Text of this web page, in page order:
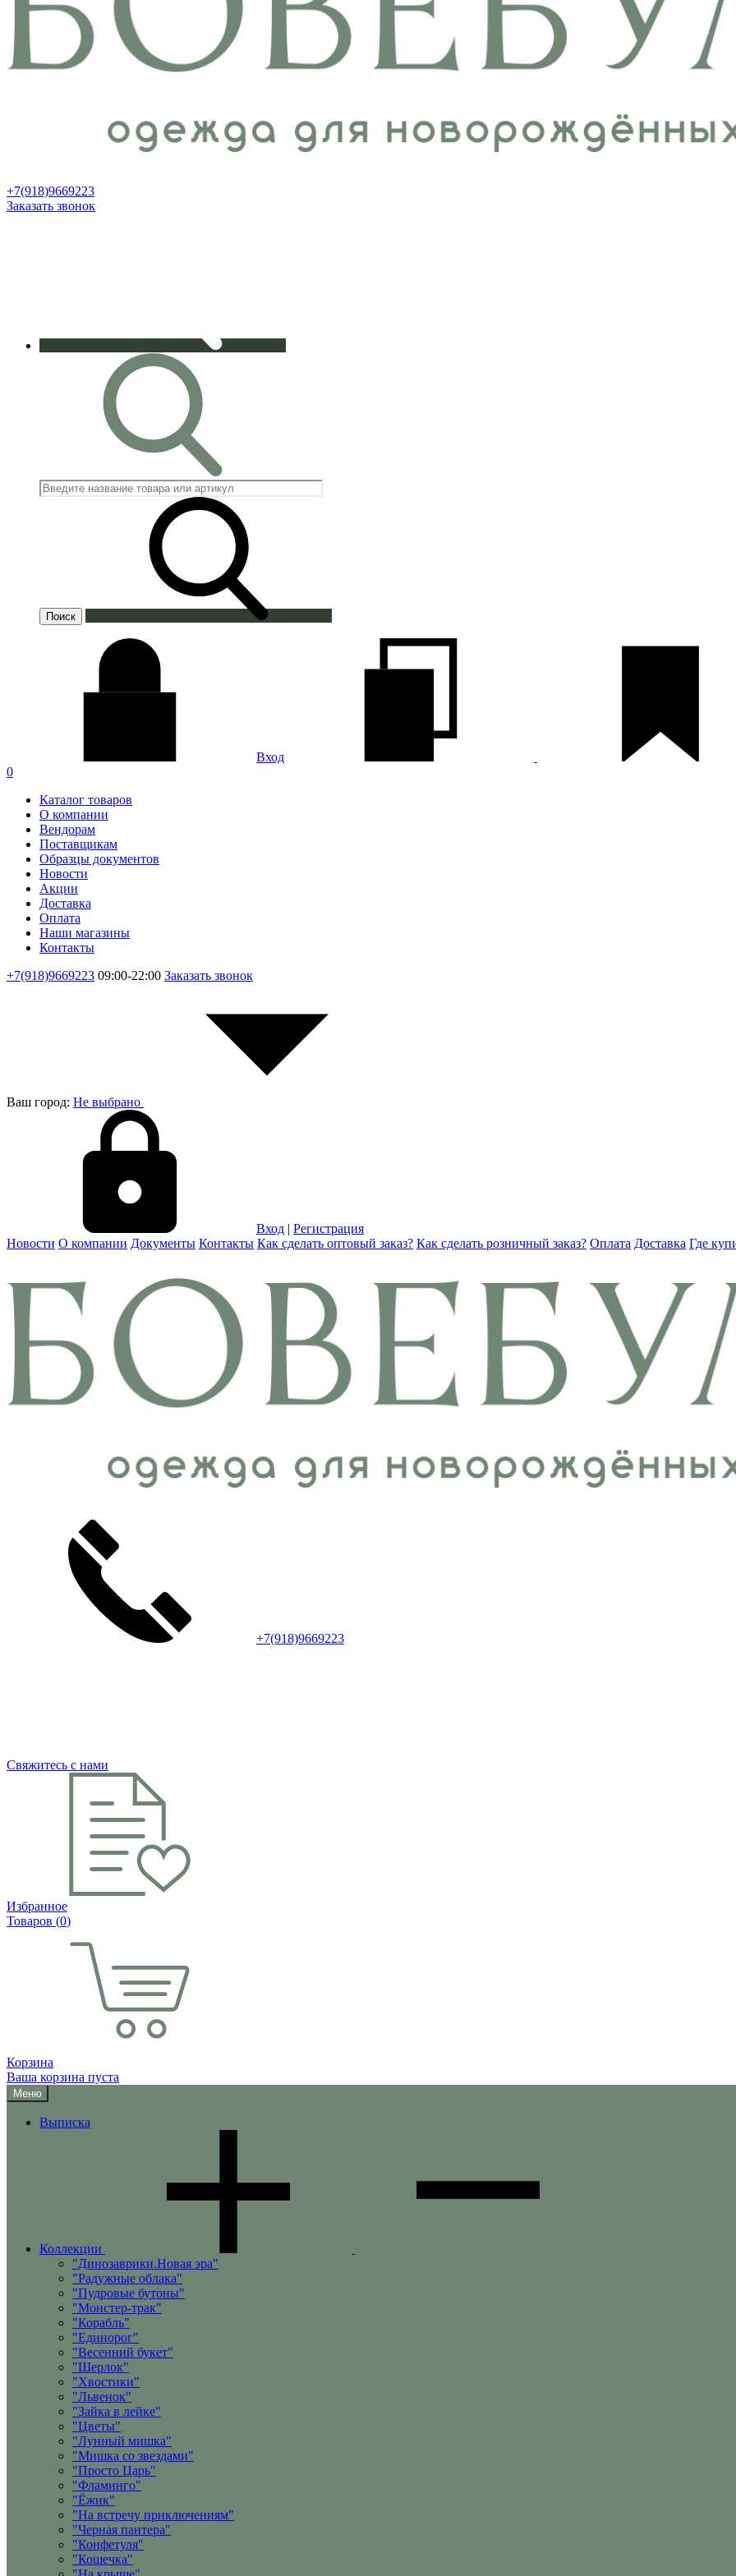
+7(918)9669223
Заказать звонок
Вход
0
Каталог товаров
О компании
Вендорам
Поставщикам
Образцы документов
Новости
Акции
Доставка
Оплата
Наши магазины
Контакты
+7(918)9669223 09:00-22:00 Заказать звонок
Ваш город: Не выбрано
Вход | Регистрация
Новости О компании Документы Контакты Как сделать оптовый заказ? Как сделать розничный заказ? Оплата Доставка Где
+7(918)9669223
Свяжитесь с нами
Избранное
Товаров (0)
Корзина
Ваша корзина пуста
Меню
Выписка
Коллекции
"Динозаврики.Новая эра"
"Радужные облака"
"Пудровые бутоны"
"Монстер-трак"
"Корабль"
"Единорог"
"Весенний букет"
"Шерлок"
"Хвостики"
"Львенок"
"Зайка в лейке"
"Цветы"
"Лунный мишка"
"Мишка со звездами"
"Просто Царь"
"Фламинго"
"Ёжик"
"На встречу приключениям"
"Черная пантера"
"Конфетуля"
"Кошечка"